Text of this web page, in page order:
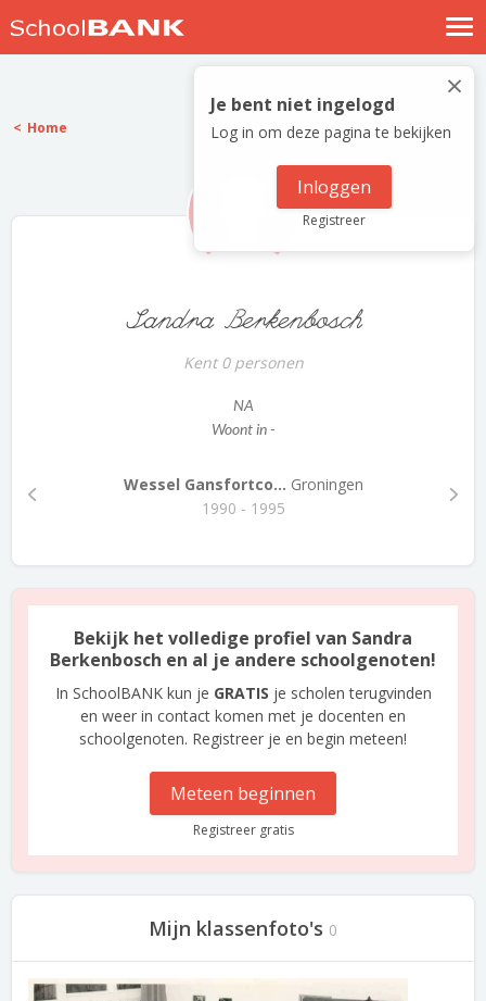
Nostalgische verhalen
Log in
Meld je gratis aan
×
Je bent niet ingelogd
Log in om deze pagina te bekijken
Inloggen
Registreer
Home
Sandra Berkenbosch
Kent 0 personen
NA
Woont in -
Wessel Gansfortco... Groningen
1990 - 1995
Bekijk het volledige profiel van Sandra
Berkenbosch en al je andere schoolgenoten!
In SchoolBANK kun je GRATIS je scholen terugvinden
en weer in contact komen met je docenten en
schoolgenoten. Registreer je en begin meteen!
Meteen beginnen
Registreer gratis
Mijn klassenfoto's 0